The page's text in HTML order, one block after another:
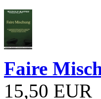
Faire
15,50 EUR